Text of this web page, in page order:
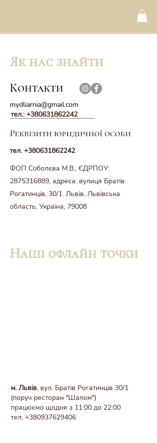
Як нас знайти
Контакти
mydliarnia@gmail.com
тел.: +380631862242
Реквізити юридичної особи
тел. +380631862242
ФОП Соболєва М.В., ЄДРПОУ:
2875316889, адреса: вулиця Братів
Рогатинців, 30/1. Львів, Львівська
область, Україна, 79008
Наші офлайн точки
м. Львів, вул. Братів Рогатинців 30/1
(поруч ресторан "Шалом")
працюємо щодня з 11:00 до 22:00
тел. +380937629406